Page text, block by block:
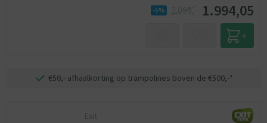
-5% 1.994,05
€50,- afhaalkorting op trampolines boven de €500,-*
Exit